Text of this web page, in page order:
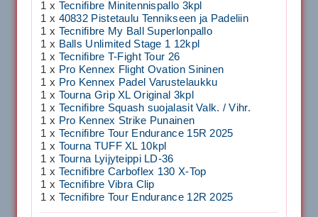
1 x Tecnifibre Minitennispallo 3kpl
1 x 40832 Pistetaulu Tennikseen ja Padeliin
1 x Tecnifibre My Ball Superlonpallo
1 x Balls Unlimited Stage 1 12kpl
1 x Tecnifibre T-Fight Tour 26
1 x Pro Kennex Flight Ovation Sininen
1 x Pro Kennex Padel Varustelaukku
1 x Tourna Grip XL Original 3kpl
1 x Tecnifibre Squash suojalasit Valk. / Vihr.
1 x Pro Kennex Strike Punainen
1 x Tecnifibre Tour Endurance 15R 2025
1 x Tourna TUFF XL 10kpl
1 x Tourna Lyijyteippi LD-36
1 x Tecnifibre Carboflex 130 X-Top
1 x Tecnifibre Vibra Clip
1 x Tecnifibre Tour Endurance 12R 2025